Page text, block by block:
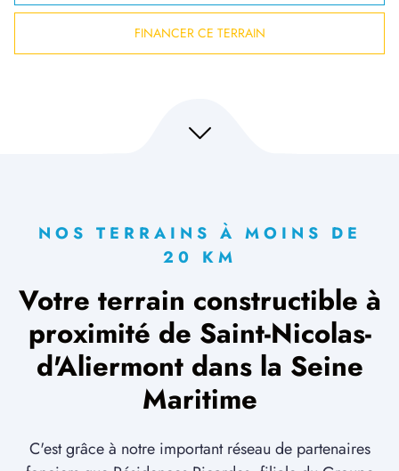
FINANCER CE TERRAIN
NOS TERRAINS À MOINS DE
20 KM
Votre terrain constructible à
proximité de Saint-Nicolas-
d'Aliermont dans la Seine
Maritime
C'est grâce à notre important réseau de partenaires